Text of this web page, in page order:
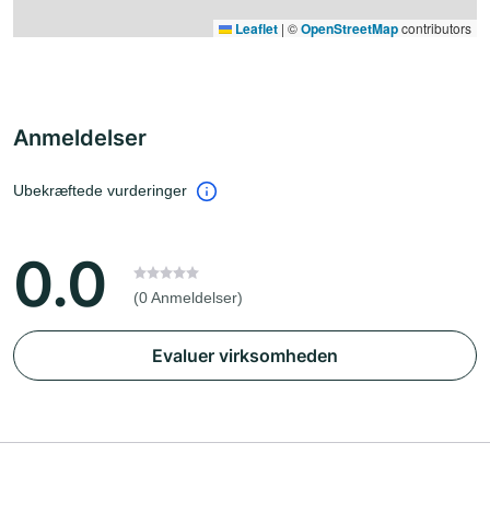
Leaflet | ©OpenStreetMapcontributors
Anmeldelser
Ubekræftede vurderinger
0.0 (0 Anmeldelser)
Evaluer virksomheden